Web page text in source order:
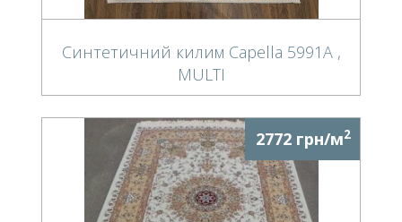
Синтетичний килим Capella 5991A ,
MULTI
2772 грн/м2